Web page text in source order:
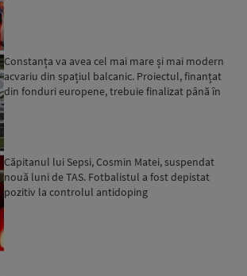
Constanța va avea cel mai mare și mai modern
acvariu din spațiul balcanic. Proiectul, finanțat
din fonduri europene, trebuie finalizat până în
Căpitanul lui Sepsi, Cosmin Matei, suspendat
nouă luni de TAS. Fotbalistul a fost depistat
pozitiv la controlul antidoping